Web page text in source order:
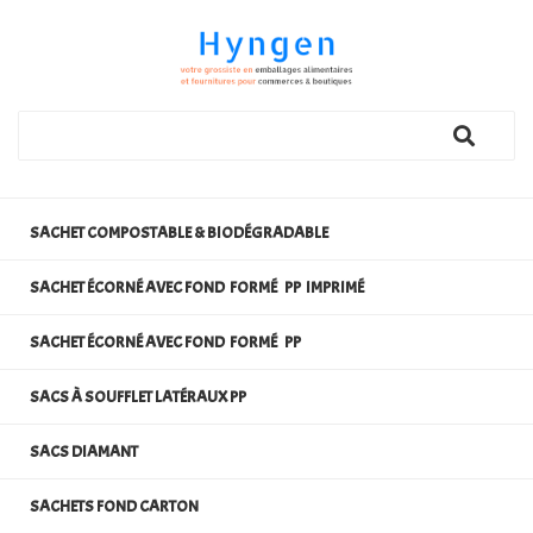
SACHET COMPOSTABLE & BIODÉGRADABLE
SACHET ÉCORNÉ AVEC FOND FORMÉ PP IMPRIMÉ
SACHET ÉCORNÉ AVEC FOND FORMÉ PP
SACS À SOUFFLET LATÉRAUX PP
SACS DIAMANT
SACHETS FOND CARTON